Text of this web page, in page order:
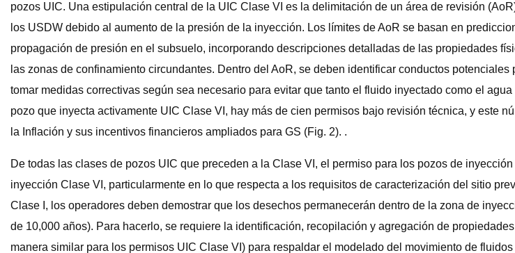
pozos UIC. Una estipulación central de la UIC Clase VI es la delimitación de un área de revisión
los USDW debido al aumento de la presión de la inyección. Los límites de AoR se basan en
propagación de presión en el subsuelo, incorporando descripciones detalladas de las propiedades
las zonas de confinamiento circundantes. Dentro del AoR, se deben identificar conductos
tomar medidas correctivas según sea necesario para evitar que tanto el fluido inyectado como el
pozo que inyecta activamente UIC Clase VI, hay más de cien permisos bajo revisión técnica, y este
la Inflación y sus incentivos financieros ampliados para GS (Fig. 2). .
De todas las clases de pozos UIC que preceden a la Clase VI, el permiso para los pozos de
inyección Clase VI, particularmente en lo que respecta a los requisitos de caracterización del sitio
Clase I, los operadores deben demostrar que los desechos permanecerán dentro de la zona de
de 10,000 años). Para hacerlo, se requiere la identificación, recopilación y agregación de
manera similar para los permisos UIC Clase VI) para respaldar el modelado del movimiento de